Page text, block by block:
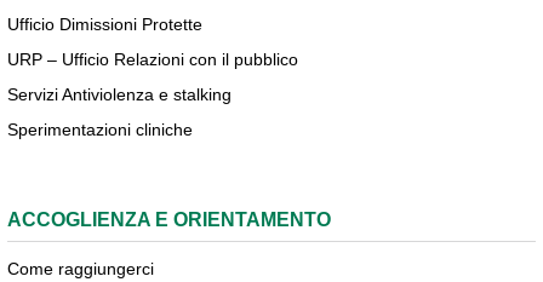
Ufficio Dimissioni Protette
URP – Ufficio Relazioni con il pubblico
Servizi Antiviolenza e stalking
Sperimentazioni cliniche
ACCOGLIENZA E ORIENTAMENTO
Come raggiungerci